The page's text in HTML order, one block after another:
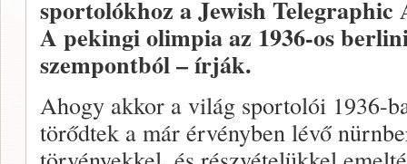
sportolókhoz a Jewish Telegraphic
A pekingi olimpia az 1936-os
szempontból – írják.
Ahogy akkor a világ sportolói 1936-
törődtek a már érvényben lévő